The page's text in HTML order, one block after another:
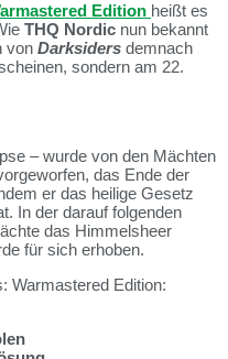
Edition heißt es
THQ Nordic nun bekannt
von Darksiders demnach
sondern am 22.
– wurde von den Mächten
das Ende der
er das heilige Gesetz
In der darauf folgenden
das Himmelsheer
für sich erhoben.
Warmastered Edition: